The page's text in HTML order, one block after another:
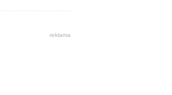
reklama